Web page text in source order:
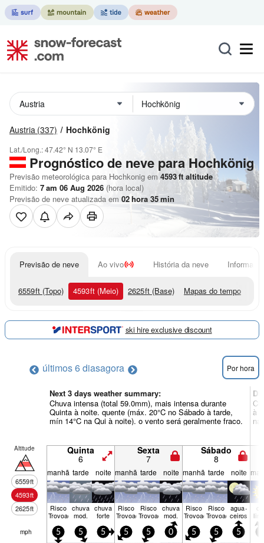
Austria (337) Hochkönig
Lat./Long.:47.42° N 13.07° E
Prognóstico de neve para Hochkönig
Previsão meteorológica para Hochkonig em 4593ftaltitude
Emitido: 7 am 06 Aug 2026 (hora local)
Previsão de neve atualizada em 02hora 35min
Previsão de neve Ao vivo História da neve
6559ft (Topo) 4593ft (Meio) 2625ft (Base) Mapas do tempo
ski hire exclusive discount
últimos 6 diasagora Por hora
Next 3 days weather summary:
Chuva intensa (total 59.0mm), mais intensa durante
Quinta à noite. quente (máx. 20°C no Sábado à tarde,
mín 14°C na Qui à noite). o vento será geralmente fraco.
à
na
Altitude
6559ft
4593ft
2625ft
Quinta
6
Sexta
7
Sábado
8
manhã tarde noite manhã tarde noite manhã tarde noite
Risco
Trovoada
chuva
mod.
chuva
forte
Risco
Trovoada
Risco
Trovoada
chuva
mod.
Risco
Trovoada
Risco
Trovoada
agua­
ceiros
mph 5 5 5 5 5 0 5 5 5